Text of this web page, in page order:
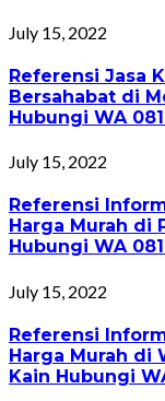
July 15, 2022
Referensi Jasa
Bersahabat di
Hubungi WA
July 15, 2022
Referensi
Harga Murah di
Hubungi WA
July 15, 2022
Referensi
Harga Murah di
Kain Hubungi